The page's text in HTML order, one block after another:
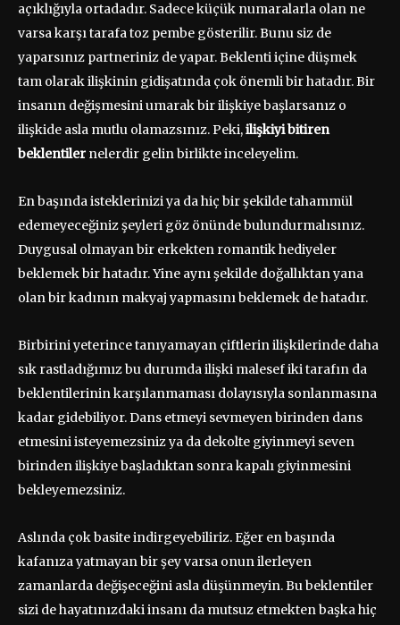
açıklığıyla ortadadır. Sadece küçük numaralarla olan ne
varsa karşı tarafa toz pembe gösterilir. Bunu siz de
yaparsınız partneriniz de yapar. Beklenti içine düşmek
tam olarak ilişkinin gidişatında çok önemli bir hatadır. Bir
insanın değişmesini umarak bir ilişkiye başlarsanız o
ilişkide asla mutlu olamazsınız. Peki,ilişkiyi bitiren
beklentiler nelerdir gelin birlikte inceleyelim.
En başında isteklerinizi ya da hiç bir şekilde tahammül
edemeyeceğiniz şeyleri göz önünde bulundurmalısınız.
Duygusal olmayan bir erkekten romantik hediyeler
beklemek bir hatadır. Yine aynı şekilde doğallıktan yana
olan bir kadının makyaj yapmasını beklemek de hatadır.
Birbirini yeterince tanıyamayan çiftlerin ilişkilerinde daha
sık rastladığımız bu durumda ilişki malesef iki tarafın da
beklentilerinin karşılanmaması dolayısıyla sonlanmasına
kadar gidebiliyor. Dans etmeyi sevmeyen birinden dans
etmesini isteyemezsiniz ya da dekolte giyinmeyi seven
birinden ilişkiye başladıktan sonra kapalı giyinmesini
bekleyemezsiniz.
Aslında çok basite indirgeyebiliriz. Eğer en başında
kafanıza yatmayan bir şey varsa onun ilerleyen
zamanlarda değişeceğini asla düşünmeyin. Bu beklentiler
sizi de hayatınızdaki insanı da mutsuz etmekten başka hiç